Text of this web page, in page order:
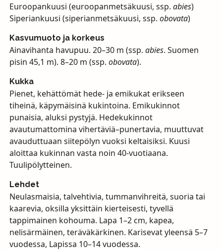
Euroopankuusi (euroopanmetsäkuusi, ssp. abies)
Siperiankuusi (siperianmetsäkuusi, ssp. obovata)
Kasvumuoto ja korkeus
Ainavihanta havupuu. 20–30 m (ssp. abies. Suomen
pisin 45,1 m). 8–20 m (ssp. obovata).
Kukka
Pienet, kehättömät hede- ja emikukat erikseen
tiheinä, käpymäisinä kukintoina. Emikukinnot
punaisia, aluksi pystyjä. Hedekukinnot
avautumattomina vihertäviä–punertavia, muuttuvat
avauduttuaan siitepölyn vuoksi keltaisiksi. Kuusi
aloittaa kukinnan vasta noin 40-vuotiaana.
Tuulipölytteinen.
Lehdet
Neulasmaisia, talvehtivia, tummanvihreitä, suoria tai
kaarevia, oksilla yksittäin kierteisesti, tyvellä
tappimainen kohouma. Lapa 1–2 cm, kapea,
nelisärmäinen, teräväkärkinen. Karisevat yleensä 5–7
vuodessa, Lapissa 10–14 vuodessa.